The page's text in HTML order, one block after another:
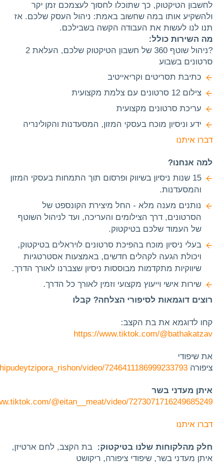
לחשבון הטיקטוק, כך שתוכלו לחסוך לעצמכם זמן יקר
ולהשקיע אותו במה שחשוב באמת: ניהול העסק שלכם. אז
תנו לנו לעשות את העבודה הקשה בשבילכם.
מה השירות כולל:
?ניהול שוטף 360 של חשבון הטיקטוק שלכם, העלאת 2
סרטונים בשבוע
כתיבת תסריטים וקריאייטיב
צילום 12 סרטונים עם צלמת מקצועית
עריכת סרטונים מקצועית
ידע וניסיון מוכח בעסקי המזון, המסעדנות והקולינריה
דברו איתנו
למה אנחנו?
15 שנות ניסיון בשיווק ופרסום תוך התמחות בעסקי המזון
והמסעדנות.
נותנים מענה מלא - החל מיצירת הקונספט של
הסרטונים, דרך הצילומים והעריכה, ועד לניהול השוטף
של העמוד שלכם בטיקטוק.
בעלי ניסיון מוכח בהפיכת סרטונים לויראלים בטיקטוק,
ויכולת הגעה לקהלים חדשים, באמצעות אסטרטגיות
שיווקיות מתקדמות מבוססות ניסיון שצברנו לאורך הדרך.
שירות אישי וייעוץ מקצועי וזמין לאורך כל הדרך.
רוצים דוגמאות לסיפורי הצלחה? קבלו
קחו לדוגמא את בת הקצב:
https://www.tiktok.com/@bathakatzav
את שיפודי
ציפורה video/7246411186999233793
איתן מעדני בשר
@eitan__meat/video/7273071716249685249
דברו איתנו
חלק מהלקוחות שלנו בטיקטוק: בת הקצב, לחם ארטיזן,
איתן מעדני בשר, שיפודי ציפורה, ריקושט